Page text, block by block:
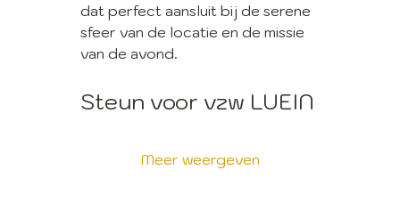
dat perfect aansluit bij de serene
sfeer van de locatie en de missie
van de avond.
Steun voor vzw LUEIN
Meer weergeven